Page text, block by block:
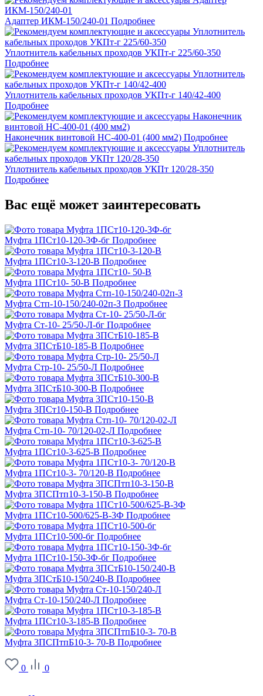
Адаптер ИКМ-150/240-01 Подробнее
Уплотнитель кабельных проходов УКПт-г 225/60-350
Подробнее
Уплотнитель кабельных проходов УКПт-г 140/42-400
Подробнее
Наконечник винтовой НС-400-01 (400 мм2) Подробнее
Уплотнитель кабельных проходов УКПт 120/28-350
Подробнее
Вас ещё может заинтересовать
Муфта 1ПСт10-120-3Ф-бг Подробнее
Муфта 1ПСт10-3-120-В Подробнее
Муфта 1ПСт10- 50-В Подробнее
Муфта Стп-10-150/240-02п-З Подробнее
Муфта Ст-10- 25/50-Л-бг Подробнее
Муфта 3ПСтБ10-185-В Подробнее
Муфта Стр-10- 25/50-Л Подробнее
Муфта 3ПСтБ10-300-В Подробнее
Муфта 3ПСт10-150-В Подробнее
Муфта Стп-10- 70/120-02-Л Подробнее
Муфта 1ПСт10-3-625-В Подробнее
Муфта 1ПСт10-3- 70/120-В Подробнее
Муфта 3ПСПтп10-3-150-В Подробнее
Муфта 1ПСт10-500/625-В-3Ф Подробнее
Муфта 1ПСт10-500-бг Подробнее
Муфта 1ПСт10-150-3Ф-бг Подробнее
Муфта 3ПСтБ10-150/240-В Подробнее
Муфта Ст-10-150/240-Л Подробнее
Муфта 1ПСт10-3-185-В Подробнее
Муфта 3ПСПтпБ10-3- 70-В Подробнее
0
0